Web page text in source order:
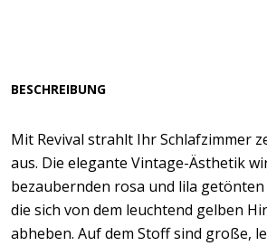
BESCHREIBUNG
Mit Revival strahlt Ihr Schlafzimmer
aus. Die elegante Vintage-Ästhetik
bezaubernden rosa und lila
die sich von dem leuchtend gelben
abheben. Auf dem Stoff sind große,